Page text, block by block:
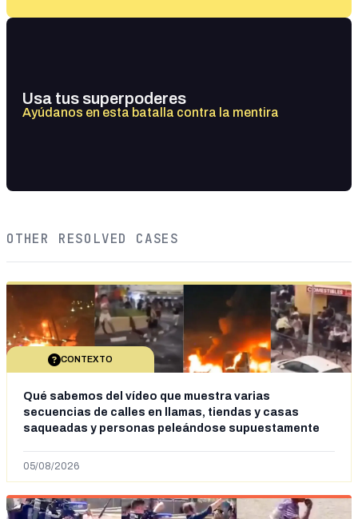
Usa tus superpoderes
Ayúdanos en esta batalla contra la mentira
OTHER RESOLVED CASES
CONTEXTO
Qué sabemos del vídeo que muestra varias
secuencias de calles en llamas, tiendas y casas
saqueadas y personas peleándose supuestamente
situación irregular a Ceuta
05/08/2026